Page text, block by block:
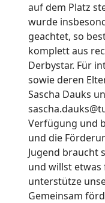
auf dem Platz
wurde
geachtet, so
komplett aus
Derbystar. Für
sowie deren
Sascha Dauks
Verfügung und
und die
Jugend braucht
und willst etwas
unterstütze
Gemeinsam